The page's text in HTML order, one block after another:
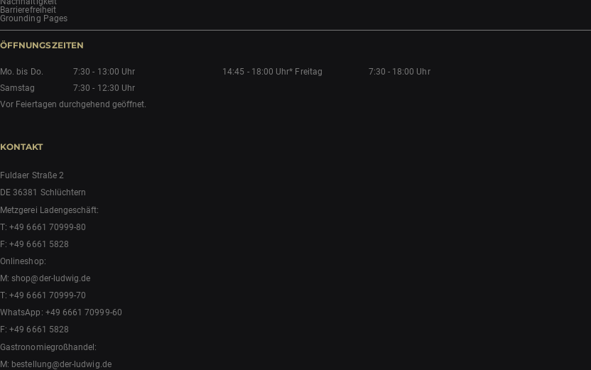
Barrierefreiheit
Grounding Pages
ÖFFNUNGSZEITEN
Mo. bis Do. 7:30 - 13:00 Uhr 14:45 - 18:00 Uhr* Freitag
7:30 - 18:00 Uhr
Samstag
7:30 - 12:30 Uhr
Vor Feiertagen durchgehend geöffnet.
KONTAKT
Fuldaer Straße 2
DE 36381 Schlüchtern
Metzgerei Ladengeschäft:
T:+49 6661 70999-80
F: +49 6661 5828
Onlineshop:
M:shop@der-ludwig.de
T:+49 6661 70999-70
WhatsApp: +49 6661 70999-60
F: +49 6661 5828
Gastronomiegroßhandel:
M: bestellung@der-ludwig.de